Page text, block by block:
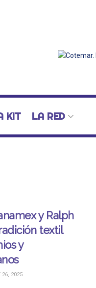
KIT LA RED
y Ralph
textil
y
26, 2025